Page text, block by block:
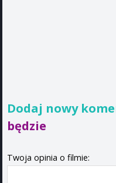
Dodaj nowy
będzie
Twoja opinia o filmie: